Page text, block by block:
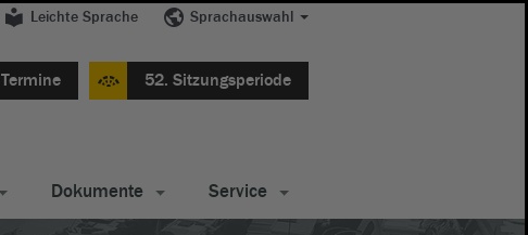
Leichte Sprache Sprachauswahl
Termine 52. Sitzungsperiode
Dokumente Service